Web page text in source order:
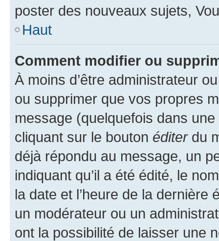
poster des nouveaux sujets,
Haut
Comment modifier ou
À moins d’être administrateur
ou supprimer que vos propres
message (quelquefois dans
cliquant sur le bouton éditerdu
déjà répondu au message, un
indiquant qu’il a été édité, le
la date et l’heure de la dernière
un modérateur ou un
ont la possibilité de laisser une